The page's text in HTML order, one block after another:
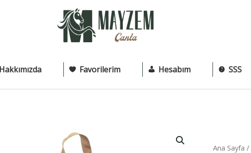
Favorilerim Hesabım SSS
Ana Sayfa /